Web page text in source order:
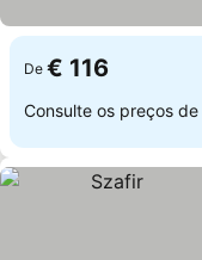
De € 116
Consulte os preços de